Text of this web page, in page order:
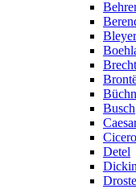
Bleyer
Brecht
Busch
Cicero
Detel